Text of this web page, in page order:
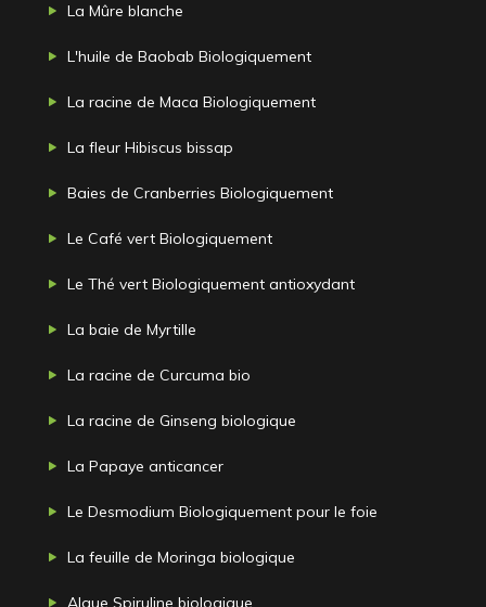
La Mûre blanche
L'huile de Baobab Biologiquement
La racine de Maca Biologiquement
La fleur Hibiscus bissap
Baies de Cranberries Biologiquement
Le Café vert Biologiquement
Le Thé vert Biologiquement antioxydant
La baie de Myrtille
La racine de Curcuma bio
La racine de Ginseng biologique
La Papaye anticancer
Le Desmodium Biologiquement pour le foie
La feuille de Moringa biologique
Algue Spiruline biologique